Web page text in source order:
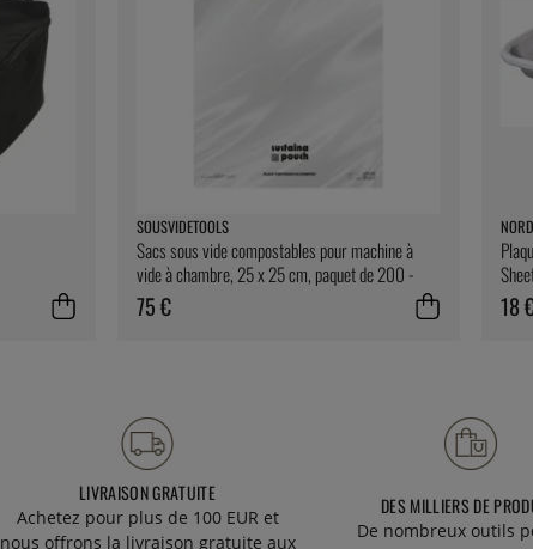
SOUSVIDETOOLS
Sacs sous vide compostables pour machine à
vide à chambre, 25 x 25 cm, paquet de 200 -
SousVideTools
75 € 18
LIVRAISON GRATUITE
Achetez pour plus de 100 EUR et
nous offrons la livraison gratuite aux
DES MILLIERS DE
De nombreux outils